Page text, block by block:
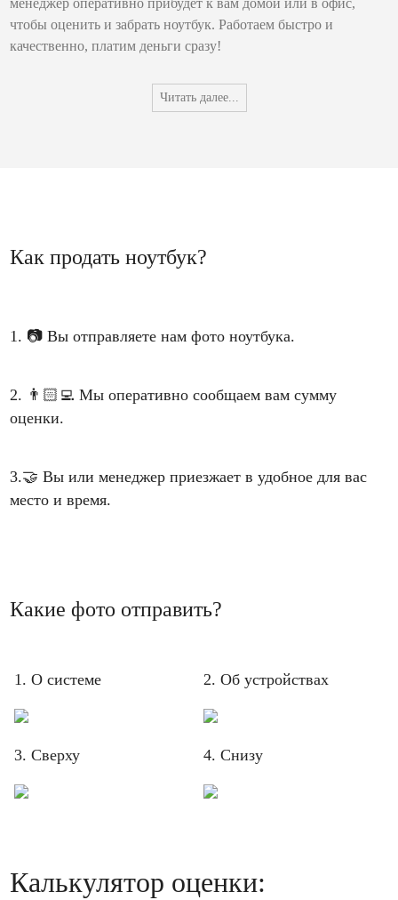
менеджер оперативно прибудет к вам домой или в офис,
чтобы оценить и забрать ноутбук. Работаем быстро и
качественно, платим деньги сразу!
Читать далее...
Как продать ноутбук?
1. 📷 Вы отправляете нам фото ноутбука.
2. 👨🏻‍💻 Мы оперативно сообщаем вам сумму
оценки.
3.🤝 Вы или менеджер приезжает в удобное для вас
место и время.
Какие фото отправить?
1. О системе 2. Об устройствах
3. Сверху 4. Снизу
Калькулятор оценки: